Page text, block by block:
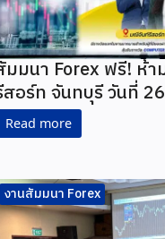
มมนา Forex ฟรี! ห้
สอร์ท จันทบุรี วันที่
Read more
งานสัมมนา Forex